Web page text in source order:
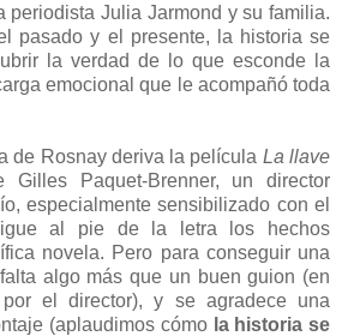
periodista Julia Jarmond y su familia.
pasado y el presente, la historia se
la verdad de lo que esconde la
emocional que le acompañó toda
de Rosnay deriva la película La llave
Gilles Paquet-Brenner, un director
especialmente sensibilizado con el
al pie de la letra los hechos
novela. Pero para conseguir una
algo más que un buen guion (en
el director), y se agradece una
(aplaudimos cómo la historia se